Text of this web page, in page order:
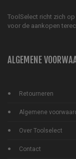
ToolSelect richt zich
voor de aankopen
ALGEMENE
Retourneren
Algemene
Over Toolselect
Contact